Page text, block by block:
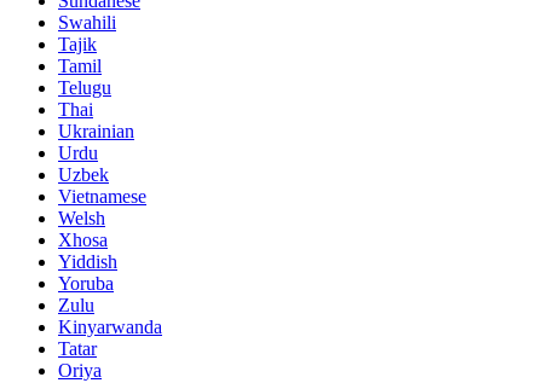
Swahili
Tajik
Tamil
Telugu
Thai
Ukrainian
Urdu
Uzbek
Vietnamese
Welsh
Xhosa
Yiddish
Yoruba
Zulu
Kinyarwanda
Tatar
Oriya